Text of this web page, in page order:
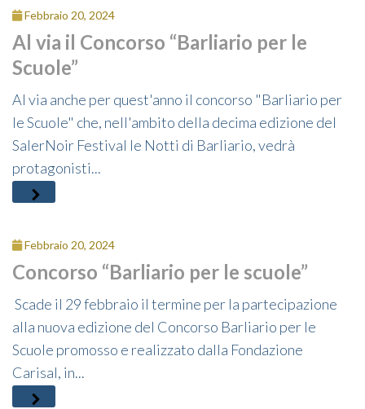
Febbraio 20, 2024
Al via il Concorso “Barliario per le
Scuole”
Al via anche per quest'anno il concorso "Barliario per
le Scuole" che, nell'ambito della decima edizione del
SalerNoir Festival le Notti di Barliario, vedrà
protagonisti...
Febbraio 20, 2024
Concorso “Barliario per le scuole”
Scade il 29 febbraio il termine per la partecipazione
alla nuova edizione del Concorso Barliario per le
Scuole promosso e realizzato dalla Fondazione
Carisal, in...